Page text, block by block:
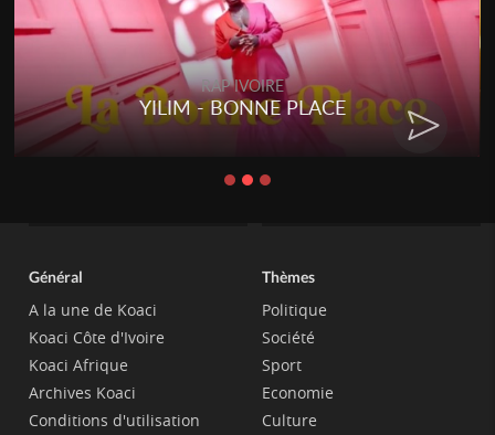
RAP IVOIRE
YILIM - BONNE PLACE
Général
A la une de Koaci
Koaci Côte d'Ivoire
Koaci Afrique
Archives Koaci
Conditions d'utilisation
Thèmes
Politique
Société
Sport
Economie
Culture